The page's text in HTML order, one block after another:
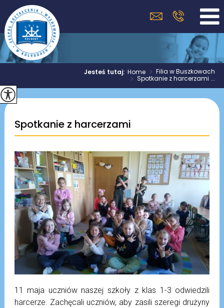
Jesteś tutaj:Home > Filia w Buszkowach
> Spotkanie z harcerzami ...
Spotkanie z harcerzami
11 maja uczniów naszej szkoły z klas 1-3 odwiedzili
harcerze. Zachęcali uczniów, aby zasili szeregi drużyny